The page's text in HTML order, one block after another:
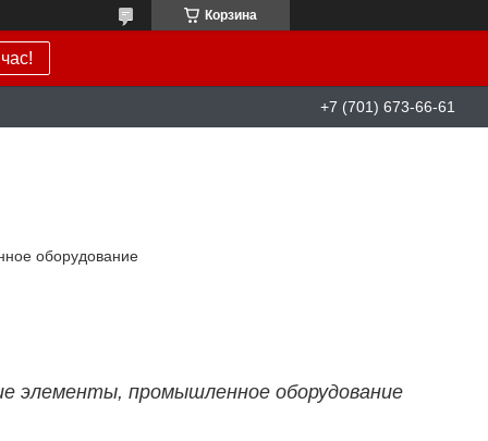
Корзина
+7 (701) 673-66-61
оборудование
элементы, промышленное оборудование